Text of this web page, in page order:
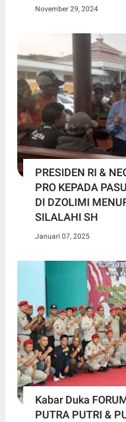
November 29, 2024
PRESIDEN RI &
PRO KEPADA
DI DZOLIMI
SILALAHI SH
Januari 07, 2025
Kabar Duka
PUTRA PUTRI &